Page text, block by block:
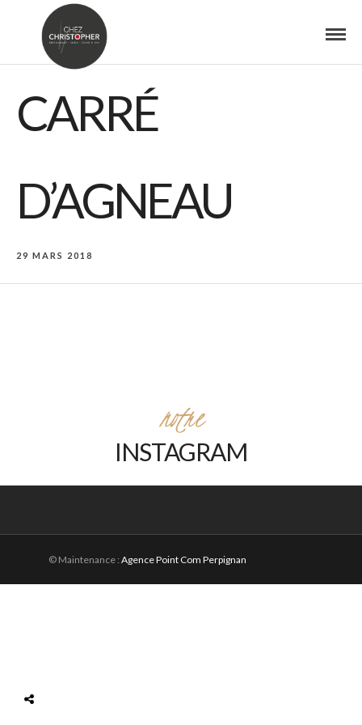
CARRÉ
D’AGNEAU
29 MARS 2018
notre
INSTAGRAM
© Maintenance : Agence Point Com Perpignan